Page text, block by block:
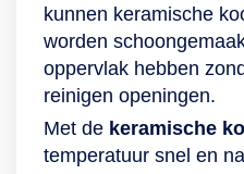
kunnen keramische
worden
oppervlak hebben
reinigen openingen.
Met de keramische
temperatuur snel en